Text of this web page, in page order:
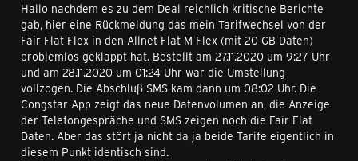
Hallo nachdem es zu dem Deal reichlich kritische Berichte
gab, hier eine Rückmeldung das mein Tarifwechsel von der
Fair Flat Flex in den Allnet Flat M Flex (mit 20 GB Daten)
problemlos geklappt hat. Bestellt am 27.11.2020 um 9:27 Uhr
und am 28.11.2020 um 01:24 Uhr war die Umstellung
vollzogen. Die Abschluß SMS kam dann um 08:02 Uhr. Die
Congstar App zeigt das neue Datenvolumen an, die Anzeige
der Telefongespräche und SMS zeigen noch die Fair Flat
Daten. Aber das stört ja nicht da ja beide Tarife eigentlich in
diesem Punkt identisch sind.